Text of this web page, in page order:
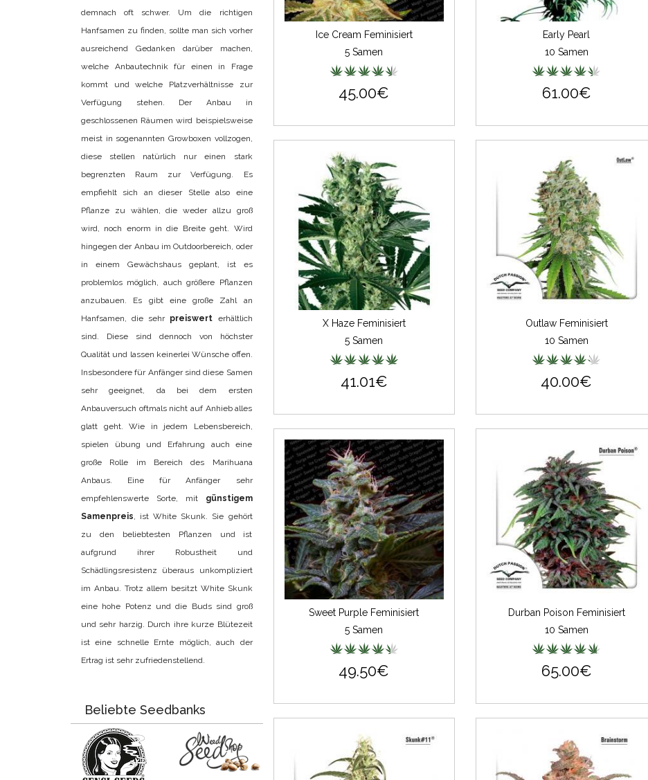
demnach oft schwer. Um die richtigen
Hanfsamen zu finden, sollte man sich vorher
ausreichend Gedanken darüber machen,
welche Anbautechnik für einen in Frage
kommt und welche Platzverhältnisse zur
Verfügung stehen. Der Anbau in
geschlossenen Räumen wird beispielsweise
meist in sogenannten Growboxen vollzogen,
diese stellen natürlich nur einen stark
begrenzten Raum zur Verfügung. Es
empfiehlt sich an dieser Stelle also eine
Pflanze zu wählen, die weder allzu groß
wird, noch enorm in die Breite geht. Wird
hingegen der Anbau im Outdoorbereich, oder
in einem Gewächshaus geplant, ist es
problemlos möglich, auch größere Pflanzen
anzubauen. Es gibt eine große Zahl an
Hanfsamen, die sehr preiswert erhältlich
sind. Diese sind dennoch von höchster
Qualität und lassen keinerlei Wünsche offen.
Insbesondere für Anfänger sind diese Samen
sehr geeignet, da bei dem ersten
Anbauversuch oftmals nicht auf Anhieb alles
glatt geht. Wie in jedem Lebensbereich,
spielen übung und Erfahrung auch eine
große Rolle im Bereich des Marihuana
Anbaus. Eine für Anfänger sehr
empfehlenswerte Sorte, mit
günstigem
Samenpreis, ist White Skunk. Sie gehört
zu den beliebtesten Pflanzen und ist
aufgrund ihrer Robustheit und
Schädlingsresistenz überaus unkompliziert
im Anbau. Trotz allem besitzt White Skunk
eine hohe Potenz und die Buds sind groß
und sehr harzig. Durch ihre kurze Blütezeit
ist eine schnelle Ernte möglich, auch der
Ertrag ist sehr zufriedenstellend.
Beliebte Seedbanks
Ice Cream Feminisiert
5 Samen
45.00€
Early Pearl
10 Samen
61.00€
X Haze Feminisiert
5 Samen
41.01€
Outlaw Feminisiert
10 Samen
40.00€
Sweet Purple Feminisiert
5 Samen
49.50€
Durban Poison Feminisiert
10 Samen
65.00€